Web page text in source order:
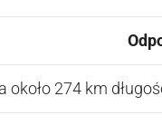
około 274 km